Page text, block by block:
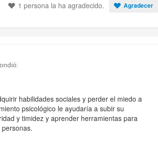
Agradecer
1 persona la ha agradecido.
habilidades sociales y perder el miedo a
psicológico le ayudaría a subir su
y timidez y aprender herramientas para